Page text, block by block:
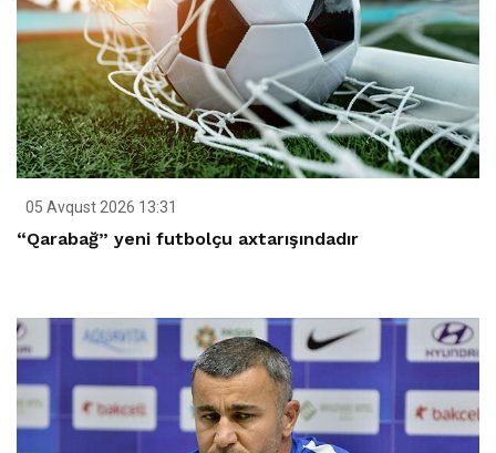
05 Avqust 2026 13:31
“Qarabağ” yeni futbolçu axtarışındadır